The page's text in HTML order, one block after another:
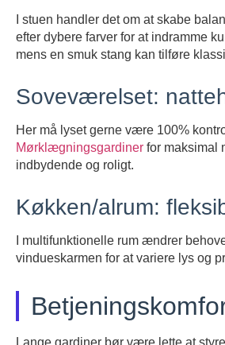
I stuen handler det om at skabe
efter dybere farver for at indramme
mens en smuk stang kan tilføre
Soveværelset:
Her må lyset gerne være 100%
Mørklægningsgardiner for maksimal
indbydende og roligt.
Køkken/alrum:
I multifunktionelle rum ændrer
vindueskarmen for at variere lys og
Lange gardiner bør være lette at